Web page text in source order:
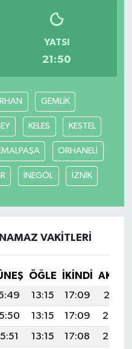
YATSI
21:50
GEMLİK
KELES KESTEL
ORHANELİ
İNEGÖL İZNİK
VAKITLERI
ÖĞLE İKINDI
13:15 17:09
20:31
13:15 17:09
20:30
13:15 17:08
20:29